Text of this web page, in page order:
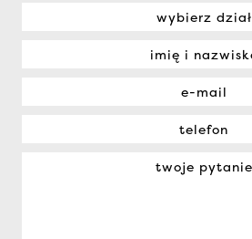
wybierz dział